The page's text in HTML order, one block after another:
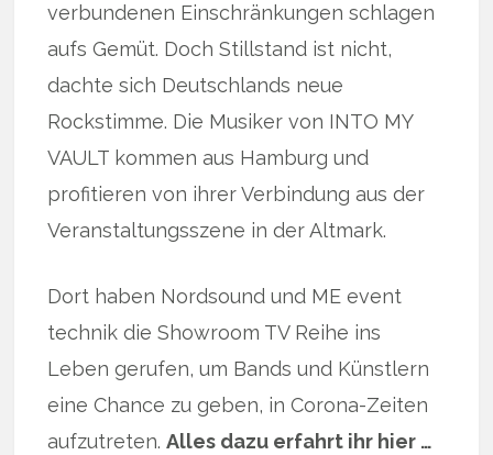
verbundenen Einschränkungen schlagen
aufs Gemüt. Doch Stillstand ist nicht,
dachte sich Deutschlands neue
Rockstimme. Die Musiker von INTO MY
VAULT kommen aus Hamburg und
profitieren von ihrer Verbindung aus der
Veranstaltungsszene in der Altmark.
Dort haben Nordsound und ME event
technik die Showroom TV Reihe ins
Leben gerufen, um Bands und Künstlern
eine Chance zu geben, in Corona-Zeiten
aufzutreten.Alles dazu erfahrt ihr hier …